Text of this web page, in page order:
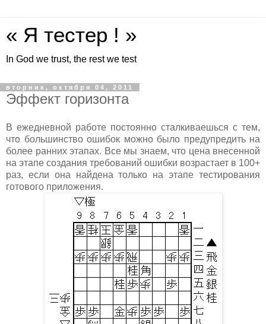
« Я тестер ! »
In God we trust, the rest we test
вторник, октября 04, 2011
Эффект горизонта
В ежедневной работе постоянно сталкиваешься с тем,
что большинство ошибок можно было предупредить на
более ранних этапах. Все мы знаем, что цена внесенной
на этапе создания требований ошибки возрастает в 100+
раз, если она найдена только на этапе тестирования
готового приложения.